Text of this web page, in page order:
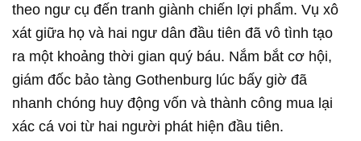
theo ngư cụ đến tranh giành chiến lợi phẩm. Vụ xô
xát giữa họ và hai ngư dân đầu tiên đã vô tình tạo
ra một khoảng thời gian quý báu. Nắm bắt cơ hội,
giám đốc bảo tàng Gothenburg lúc bấy giờ đã
nhanh chóng huy động vốn và thành công mua lại
xác cá voi từ hai người phát hiện đầu tiên.